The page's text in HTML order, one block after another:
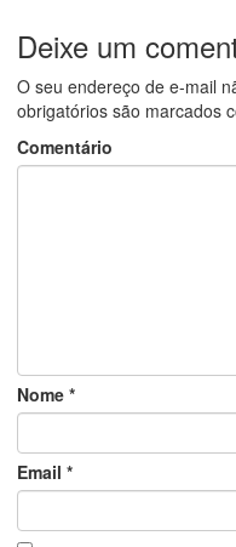
Deixe um
O seu endereço de e-mail
obrigatórios são marcados
Comentário
Nome *
Email *